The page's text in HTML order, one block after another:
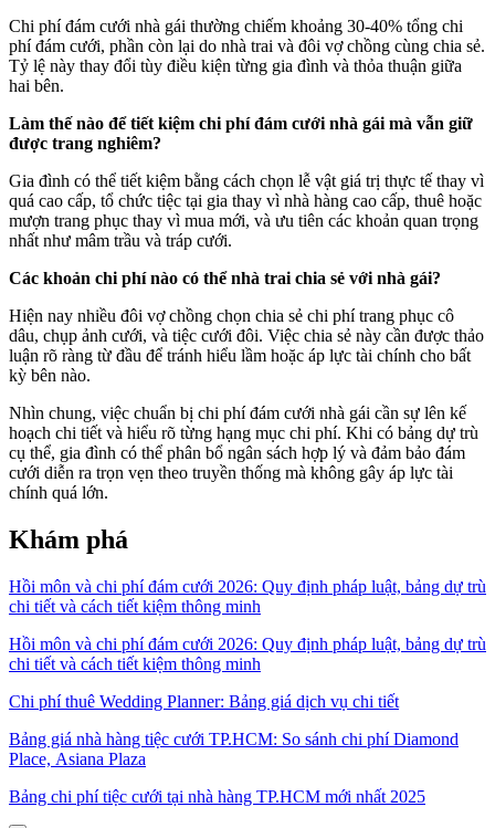
Chi phí đám cưới nhà gái thường chiếm khoảng 30-40% tổng chi
phí đám cưới, phần còn lại do nhà trai và đôi vợ chồng cùng chia sẻ.
Tỷ lệ này thay đổi tùy điều kiện từng gia đình và thỏa thuận giữa
hai bên.
Làm thế nào để tiết kiệm chi phí đám cưới nhà gái mà vẫn giữ
được trang nghiêm?
Gia đình có thể tiết kiệm bằng cách chọn lễ vật giá trị thực tế thay vì
quá cao cấp, tổ chức tiệc tại gia thay vì nhà hàng cao cấp, thuê hoặc
mượn trang phục thay vì mua mới, và ưu tiên các khoản quan trọng
nhất như mâm trầu và tráp cưới.
Các khoản chi phí nào có thể nhà trai chia sẻ với nhà gái?
Hiện nay nhiều đôi vợ chồng chọn chia sẻ chi phí trang phục cô
dâu, chụp ảnh cưới, và tiệc cưới đôi. Việc chia sẻ này cần được thảo
luận rõ ràng từ đầu để tránh hiểu lầm hoặc áp lực tài chính cho bất
kỳ bên nào.
Nhìn chung, việc chuẩn bị chi phí đám cưới nhà gái cần sự lên kế
hoạch chi tiết và hiểu rõ từng hạng mục chi phí. Khi có bảng dự trù
cụ thể, gia đình có thể phân bổ ngân sách hợp lý và đảm bảo đám
cưới diễn ra trọn vẹn theo truyền thống mà không gây áp lực tài
chính quá lớn.
Khám phá
Hồi môn và chi phí đám cưới 2026: Quy định pháp luật, bảng dự trù
chi tiết và cách tiết kiệm thông minh
Hồi môn và chi phí đám cưới 2026: Quy định pháp luật, bảng dự trù
chi tiết và cách tiết kiệm thông minh
Chi phí thuê Wedding Planner: Bảng giá dịch vụ chi tiết
Bảng giá nhà hàng tiệc cưới TP.HCM: So sánh chi phí Diamond
Place, Asiana Plaza
Bảng chi phí tiệc cưới tại nhà hàng TP.HCM mới nhất 2025